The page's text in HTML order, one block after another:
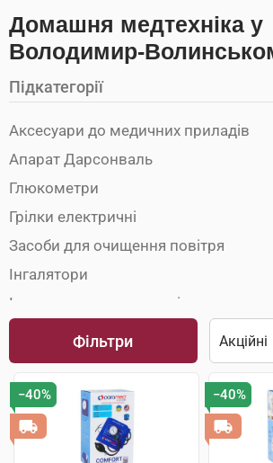
Домашня медтехніка у
Володимир-
Підкатегорії
Аксесуари до медичних приладів
Апарат Дарсонваль
Глюкометри
Грілки електричні
Засоби для очищення повітря
Інгалятори
Інша домашня медтехніка
Масажери та аплікатори
Стетоскопи
Термометри
Термометри кімнатні
Тонометри
Фільтри
−40% −40%